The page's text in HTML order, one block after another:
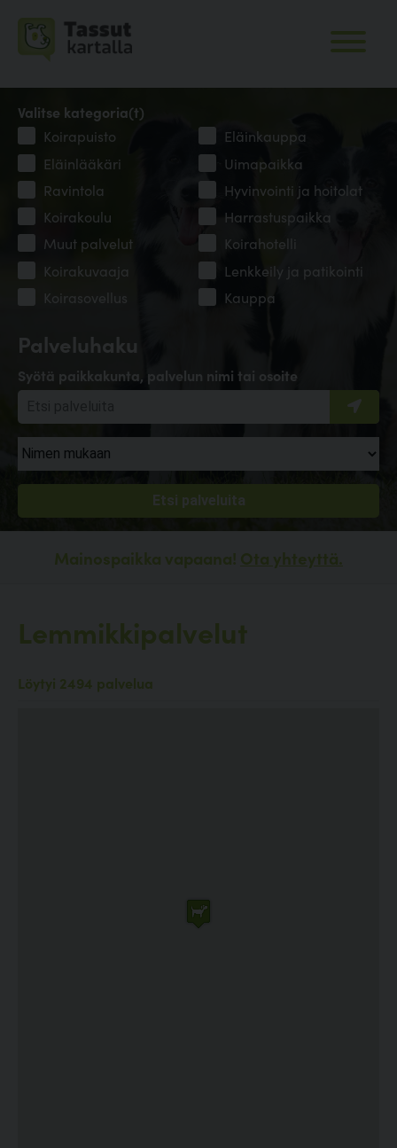
Palveluhaku
Syötä paikkakunta, palvelun nimi tai osoite
Valitse kategoria(t)
Koirapuisto
Eläinkauppa
Eläinlääkäri
Uimapaikka
Ravintola
Hyvinvointi ja hoitolat
Koirakoulu
Harrastuspaikka
Muut palvelut
Koirahotelli
Koirakuvaaja
Lenkkeily ja patikointi
Koirasovellus
Kauppa
Mainospaikka vapaana! Ota yhteyttä.
Lemmikkipalvelut
Löytyi 2494 palvelua